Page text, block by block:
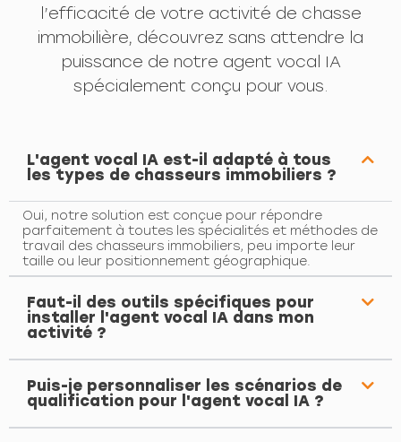
l’efficacité de votre activité de chasse
immobilière, découvrez sans attendre la
puissance de notre agent vocal IA
spécialement conçu pour vous.
L'agent vocal IA est-il adapté à tous
les types de chasseurs immobiliers ?
Oui, notre solution est conçue pour répondre
parfaitement à toutes les spécialités et méthodes de
travail des chasseurs immobiliers, peu importe leur
taille ou leur positionnement géographique.
Faut-il des outils spécifiques pour
installer l'agent vocal IA dans mon
activité ?
Puis-je personnaliser les scénarios de
qualification pour l'agent vocal IA ?